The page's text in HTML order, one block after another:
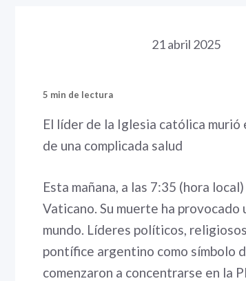
21 abril 2025
5 min de lectura
El líder de la Iglesia católica murió
de una complicada salud
Esta mañana, a las 7:35 (hora
Vaticano. Su muerte ha
mundo. Líderes políticos,
pontífice argentino como símbolo
comenzaron a concentrarse en la